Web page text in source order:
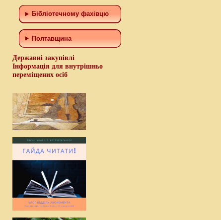
Бiблiотечному фахiвцю
Полтавщина
Державні закупівлі
Інформація для внутрішньо
переміщених осіб